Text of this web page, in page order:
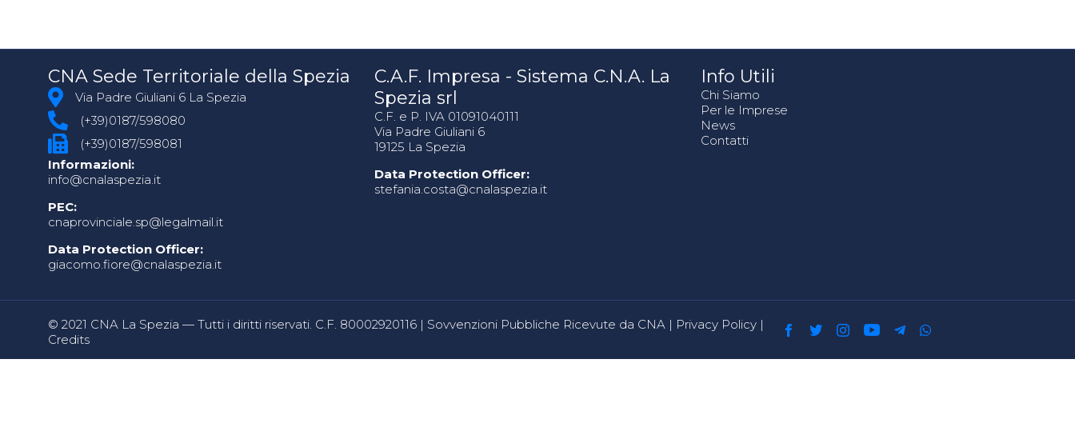
CNA Sede Territoriale della Spezia
Via Padre Giuliani 6 La Spezia
(+39)0187/598080
(+39)0187/598081
Informazioni:
info@cnalaspezia.it
PEC:
cnaprovinciale.sp@legalmail.it
Data Protection Officer:
giacomo.fiore@cnalaspezia.it
C.A.F. Impresa - Sistema C.N.A. La
Spezia srl
C.F. e P. IVA 01091040111
Via Padre Giuliani 6
19125 La Spezia
Data Protection Officer:
stefania.costa@cnalaspezia.it
Info Utili
Chi Siamo
Per le Imprese
News
Contatti
© 2021 CNA La Spezia — Tutti i diritti riservati. C.F. 80002920116 | Sovvenzioni Pubbliche Ricevute da CNA | Privacy Policy |
Credits